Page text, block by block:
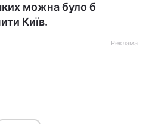
можна було б
Київ.
Реклама